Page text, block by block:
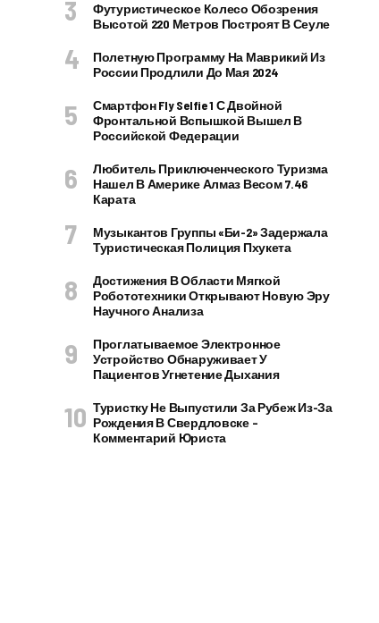
Футуристическое Колесо Обозрения
Высотой 220 Метров Построят В Сеуле
Полетную Программу На Маврикий Из
России Продлили До Мая 2024
Смартфон Fly Selfie 1 С Двойной
Фронтальной Вспышкой Вышел В
Российской Федерации
Любитель Приключенческого Туризма
Нашел В Америке Алмаз Весом 7.46
Карата
Музыкантов Группы «Би-2» Задержала
Туристическая Полиция Пхукета
Достижения В Области Мягкой
Робототехники Открывают Новую Эру
Научного Анализа
Проглатываемое Электронное
Устройство Обнаруживает У
Пациентов Угнетение Дыхания
Туристку Не Выпустили За Рубеж Из-За
Рождения В Свердловске –
Комментарий Юриста